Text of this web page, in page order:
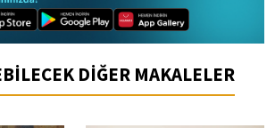
DİĞER MAKALELER